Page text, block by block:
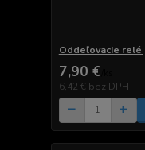
Oddeľovacie relé
7,90 €
6,42 € bez DPH